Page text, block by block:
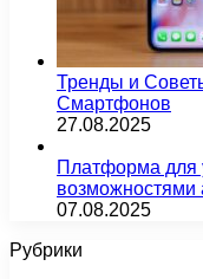
Тренды и
Смартфонов
27.08.2025
Платформа для
возможностями
07.08.2025
Рубрики